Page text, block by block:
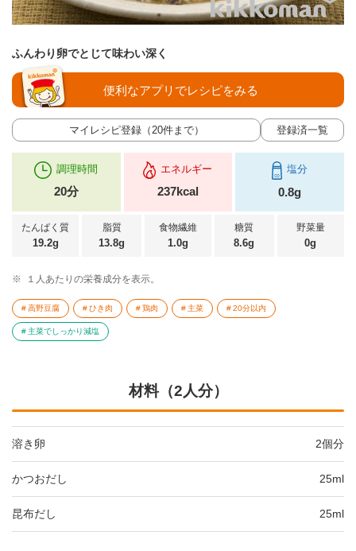
ふんわり卵でとじて味わい深く
マイレシピ登録（20件まで） 登録済一覧
便利なアプリでレシピをみる
調理時間
20分
エネルギー
237kcal
塩分
0.8g
たんぱく質
19.2g
脂質
13.8g
食物繊維
1.0g
糖質
8.6g
野菜量
0g
※ １人あたりの栄養成分を表示。
高野豆腐 ひき肉 鶏肉 主菜 20分以内
主菜でしっかり減塩
材料（2人分）
溶き卵 2個分
かつおだし 25ml
昆布だし 25ml